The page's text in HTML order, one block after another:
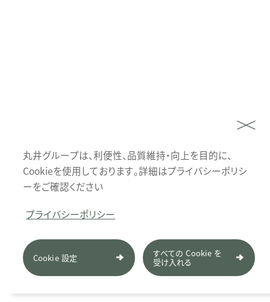
丸井グループは、利便性、品質維持・向上を目的に、
Cookieを使用しております。詳細はプライバシーポリシ
ーをご確認ください
プライバシーポリシー
Cookie 設定 すべての Cookie を
受け入れる